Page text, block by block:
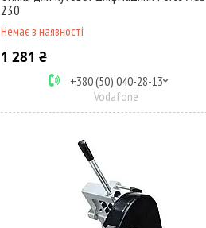
230
Немає в наявності
1 281 ₴
+380 (50) 040-28-13
Vodafone